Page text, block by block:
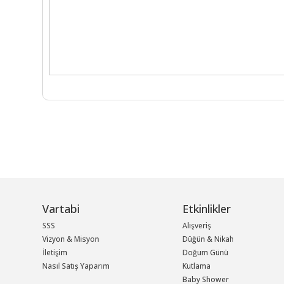
Vartabi
SSS
Vizyon & Misyon
İletişim
Nasıl Satış Yaparım
Etkinlikler
Alışveriş
Düğün & Nikah
Doğum Günü
Kutlama
Baby Shower